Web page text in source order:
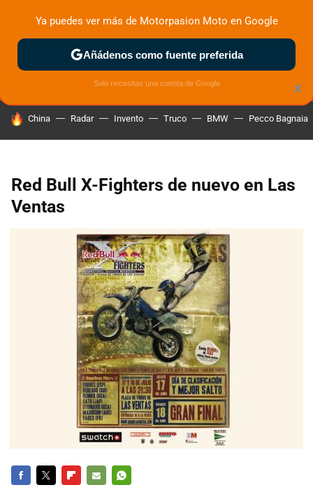
MENÚ NUEVO
ZONA DE PRUEBAS DEPORTIVAS MOTOS ELÉCTRICAS
HOY SE HABLA DE
China Radar Invento Truco BMW Pecco Bagnaia
Red Bull X-Fighters de nuevo en Las
Ventas
×
Ya puedes ver más de Motorpasion Moto en Google
Añádenos como fuente preferida
Solo necesitas una cuenta de Google